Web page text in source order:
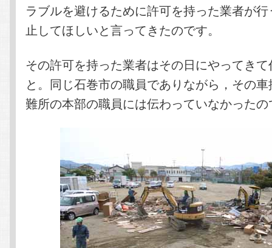
ラブルを避けるために許可を持った業者が
止してほしいと言ってきたのです。
その許可を持った業者はその日にやってき
と。同じ石巻市の職員でありながら，その
難所の本部の職員には伝わっていなかった